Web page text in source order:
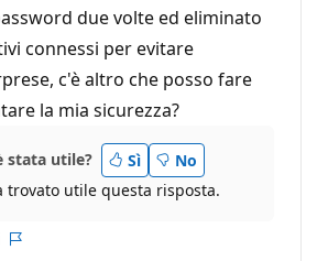
due volte ed eliminato
connessi per evitare
c'è altro che posso fare
la mia sicurezza?
stata utile? Sì
No
trovato utile questa risposta.